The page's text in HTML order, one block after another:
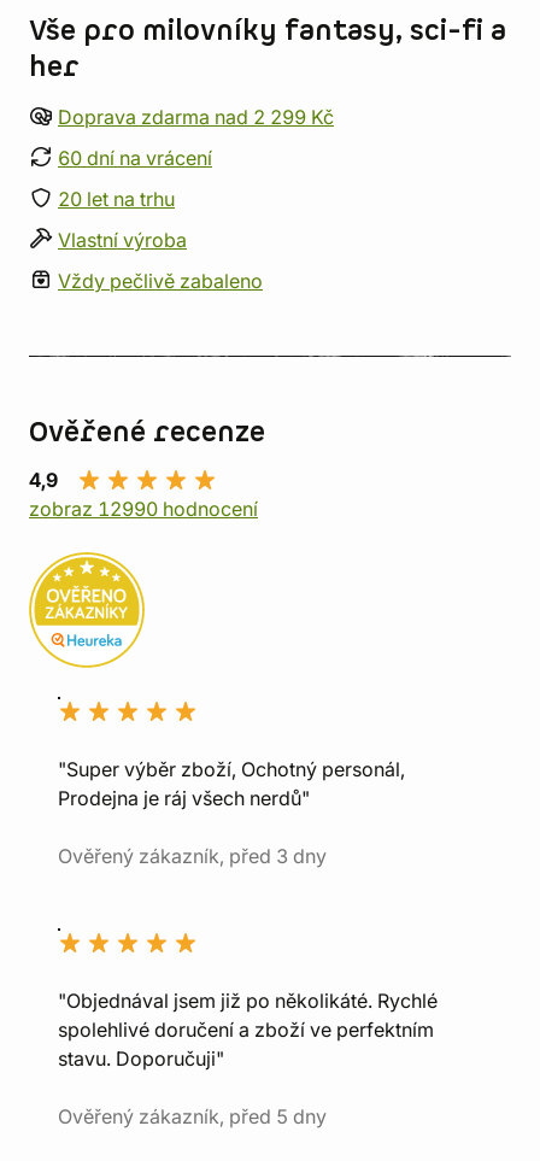
Vše pro milovníky fantasy, sci-fi a
her
Doprava zdarma nad 2 299 Kč
60 dní na vrácení
20 let na trhu
Vlastní výroba
Vždy pečlivě zabaleno
Ověřené recenze
4,9
zobraz 12990 hodnocení
"Super výběr zboží, Ochotný personál,
Prodejna je ráj všech nerdů"
Ověřený zákazník, před 3 dny
"Objednával jsem již po několikáté. Rychlé
spolehlivé doručení a zboží ve perfektním
stavu. Doporučuji"
Ověřený zákazník, před 5 dny